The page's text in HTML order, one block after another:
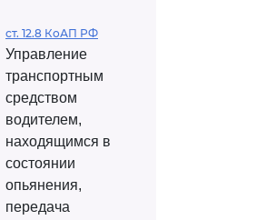
ст. 12.8 КоАП РФ
Управление
транспортным
средством
водителем,
находящимся в
состоянии
опьянения,
передача